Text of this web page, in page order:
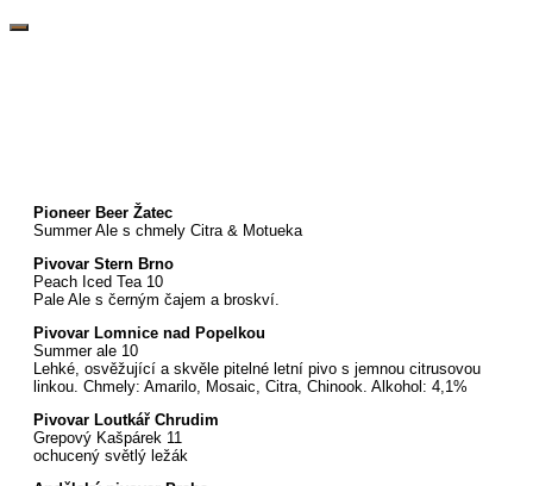
Pioneer Beer Žatec
Summer Ale s chmely Citra & Motueka
Pivovar Stern Brno
Peach Iced Tea 10
Pale Ale s černým čajem a broskví.
Pivovar Lomnice nad Popelkou
Summer ale 10
Lehké, osvěžující a skvěle pitelné letní pivo s jemnou citrusovou
linkou. Chmely: Amarilo, Mosaic, Citra, Chinook. Alkohol: 4,1%
Pivovar Loutkář Chrudim
Grepový Kašpárek 11
ochucený světlý ležák